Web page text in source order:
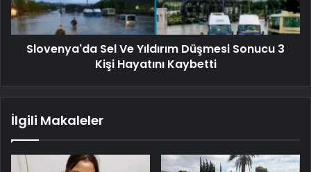
Slovenya'da Sel Ve Yıldırım Düşmesi Sonucu 3
Kişi Hayatını Kaybetti
İlgili Makaleler